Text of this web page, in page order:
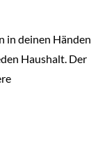
in deinen Händen
Haushalt. Der